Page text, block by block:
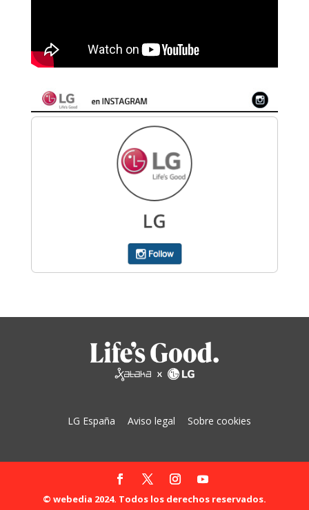
LG España Aviso legal Sobre cookies
© webedia 2024. Todos los derechos reservados.